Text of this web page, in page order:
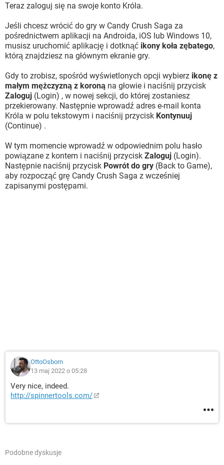
Teraz zaloguj się na swoje konto Króla.
Jeśli chcesz wrócić do gry w Candy Crush Saga za
pośrednictwem aplikacji na Androida, iOS lub Windows 10,
musisz uruchomić aplikację i dotknąć ikony koła zębatego,
którą znajdziesz na głównym ekranie gry.
Gdy to zrobisz, spośród wyświetlonych opcji wybierz ikonę z
małym mężczyzną z koroną na głowie i naciśnij przycisk
Zaloguj (Login) , w nowej sekcji, do której zostaniesz
przekierowany. Następnie wprowadź adres e-mail konta
Króla w polu tekstowym i naciśnij przycisk Kontynuuj
(Continue) .
W tym momencie wprowadź w odpowiednim polu hasło
powiązane z kontem i naciśnij przycisk Zaloguj (Login).
Następnie naciśnij przycisk Powrót do gry (Back to Game),
aby rozpocząć grę Candy Crush Saga z wcześniej
zapisanymi postępami.
OttoOsborn
13 maj 2022 o 05:28
Very nice, indeed.
http://spinnertools.com/
Podobne dyskusje